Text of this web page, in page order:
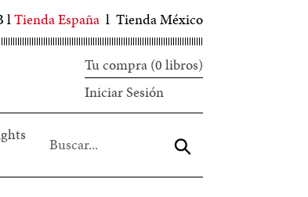
lTienda España l Tienda México
Tu compra (0 libros)
Iniciar SesiónIniciar
sesión